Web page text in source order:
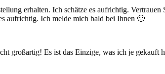
erhalten. Ich schätze es aufrichtig.
aufrichtig. Ich melde mich bald bei Ihnen 🙂
großartig! Es ist das Einzige, was ich je